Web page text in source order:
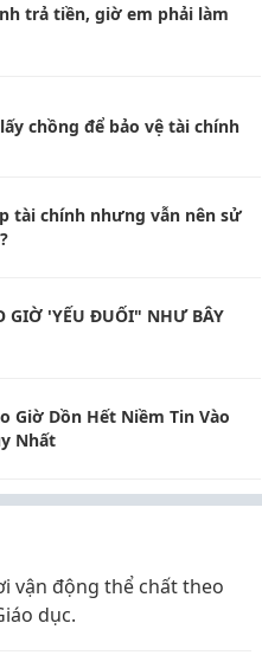
trả tiền, giờ em phải làm
chồng để bảo vệ tài chính
tài chính nhưng vẫn nên sử
GIỜ 'YẾU ĐUỐI" NHƯ BÂY
Giờ Dồn Hết Niềm Tin Vào
Nhất
vận động thể chất theo
dục.